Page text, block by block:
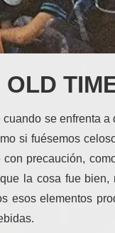
se enfrenta
si fuésemos
con precaución,
la cosa fue
esos elementos